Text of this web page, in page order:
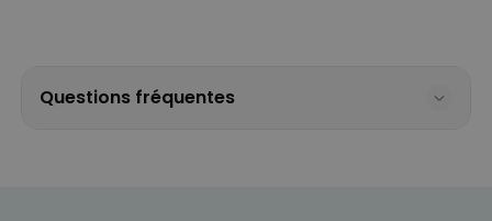
Questions fréquentes